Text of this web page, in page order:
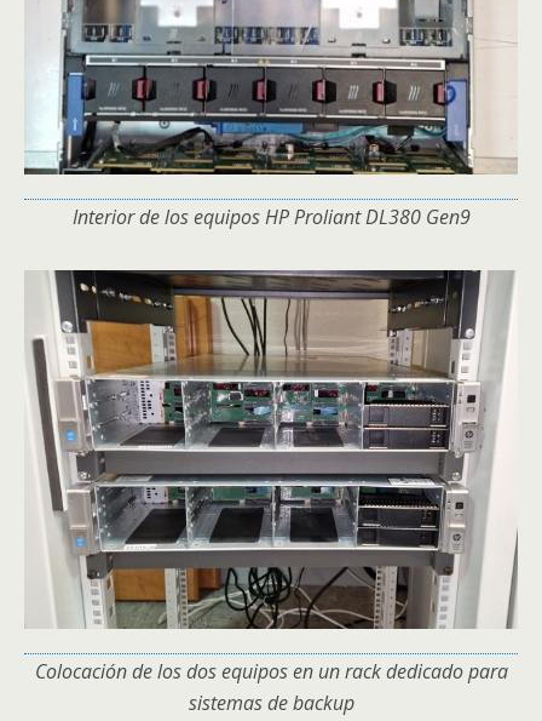
Interior de los equipos HP Proliant DL380 Gen9
Colocación de los dos equipos en un rack dedicado para
sistemas de backup